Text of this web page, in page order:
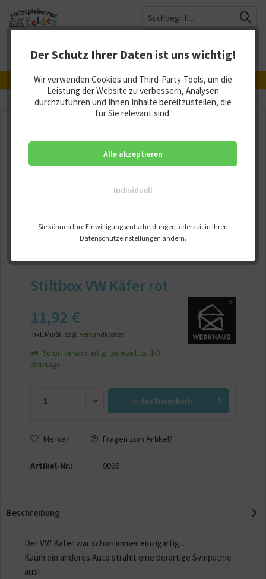
Hergestellt in Deutschland, Österreich und der Schweiz
Warenkorb
Merkzettel Mein Konto
MenüDer Schutz Ihrer Daten ist uns wichtig!
Wir verwenden Cookies und Third-Party-Tools, um die
Leistung der Website zu verbessern, Analysen
durchzuführen und Ihnen Inhalte bereitzustellen, die
für Sie relevant sind.
Individuell
Alle akzeptieren
Sie können Ihre Einwilligungsentscheidungen jederzeit in Ihren
Datenschutzeinstellungen ändern.
Übersicht Stiftboxen
Stiftbox VW Käfer rot
11,92 €
inkl. MwSt. zzgl. Versandkosten
Sofort versandfertig, Lieferzeit ca. 1-3
Werktage.
In den Warenkorb
Merken Fragen zum Artikel?
Artikel-Nr.: 9096
Beschreibung
Der VW Käfer war schon immer einzigartig...
Kaum ein anderes Auto strahlt eine derartige Sympathie
aus!